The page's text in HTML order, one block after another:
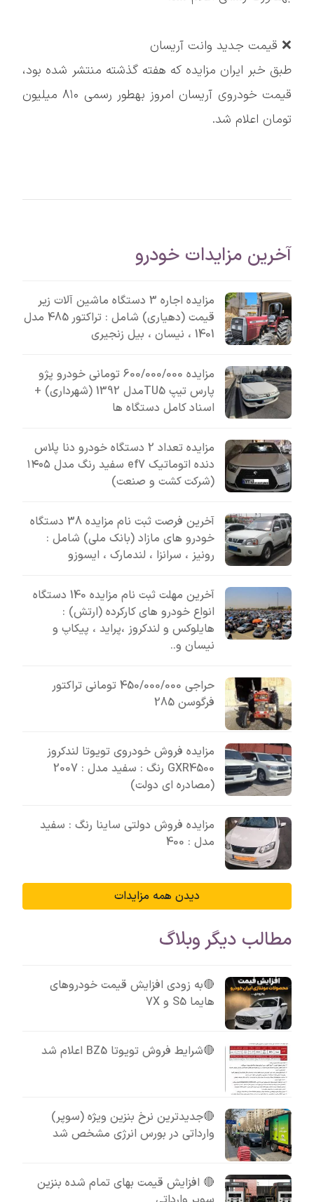
❌ قیمت جدید وانت آریسان
طبق خبر ایران مزایده که هفته گذشته منتشر شده بود،
قیمت خودروی آریسان امروز بهطور رسمی ۸۱۰ میلیون
تومان اعلام شد.
آخرین مزایدات خودرو
مزایده اجاره 3 دستگاه ماشین آلات زیر
قیمت (دهیاری) شامل : تراکتور 485 مدل
1401 ، نیسان ، بیل زنجیری
مزایده 600/000/000 تومانی خودرو پژو
پارس تیپ TU5مدل 1392 (شهرداری) +
اسناد کامل دستگاه ها
مزایده تعداد 2 دستگاه خودرو دنا پلاس
دنده اتوماتیک ef7 سفید رنگ مدل ۱۴۰۵
(شرکت کشت و صنعت)
آخرین فرصت ثبت نام مزایده 38 دستگاه
خودرو های مازاد (بانک ملی) شامل :
رونیز ، سرانزا ، لندمارک ، ایسوزو
آخرین مهلت ثبت نام مزایده 140 دستگاه
انواع خودرو های کارکرده (ارتش) :
هایلوکس و لندکروز ،پراید ، پیکاپ و
نیسان و..
حراجی 450/000/000 تومانی تراکتور
فرگوسن 285
مزایده فروش خودروی تویوتا لندکروز
GXR4500 رنگ : سفید مدل : 2007
(مصادره ای دولت)
مزایده فروش دولتی ساینا رنگ : سفید
مدل : 400
دیدن همه مزایدات
مطالب دیگر وبلاگ
🔴به زودی افزایش قیمت خودروهای
هایما S5 و 7X
🔴شرایط فروش تویوتا BZ5 اعلام شد
🔴جدیدترین نرخ بنزین ویژه (سوپر)
وارداتی در بورس انرژی مشخص شد
🔴 افزایش قیمت بهای تمام شده بنزین